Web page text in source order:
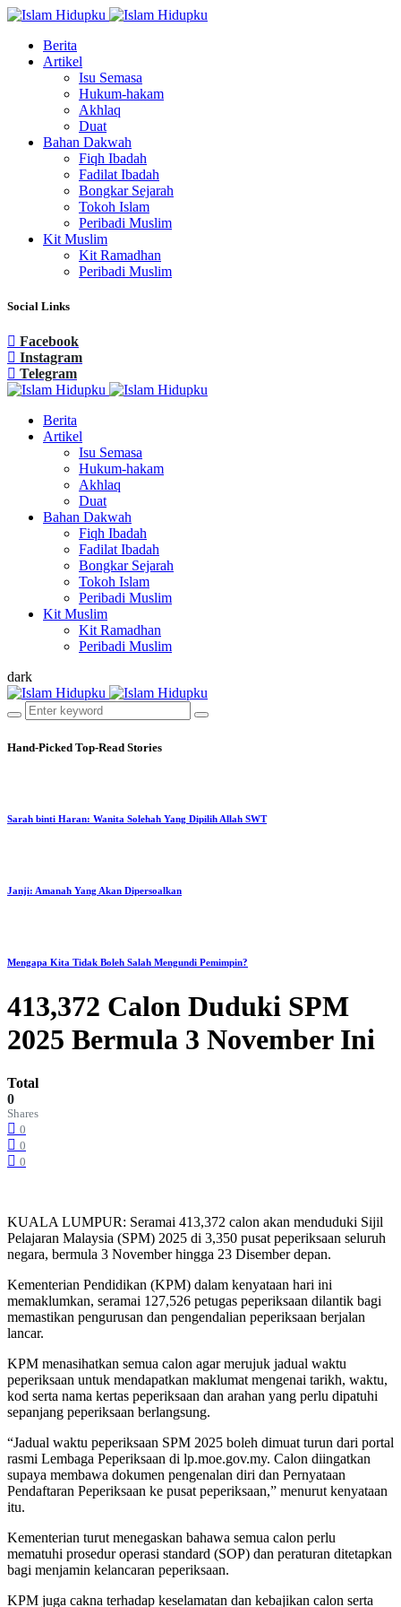
Berita
Artikel
Isu Semasa
Hukum-hakam
Akhlaq
Duat
Bahan Dakwah
Fiqh Ibadah
Fadilat Ibadah
Bongkar Sejarah
Tokoh Islam
Peribadi Muslim
Kit Muslim
Kit Ramadhan
Peribadi Muslim
Social Links
Facebook
Instagram
Telegram
Berita
Artikel
Isu Semasa
Hukum-hakam
Akhlaq
Duat
Bahan Dakwah
Fiqh Ibadah
Fadilat Ibadah
Bongkar Sejarah
Tokoh Islam
Peribadi Muslim
Kit Muslim
Kit Ramadhan
Peribadi Muslim
dark
Hand-Picked Top-Read Stories
Sarah binti Haran: Wanita Solehah Yang Dipilih Allah SWT
Janji: Amanah Yang Akan Dipersoalkan
Mengapa Kita Tidak Boleh Salah Mengundi Pemimpin?
413,372 Calon Duduki SPM
2025 Bermula 3 November Ini
Total
0
Shares
0
0
0
KUALA LUMPUR: Seramai 413,372 calon akan menduduki Sijil
Pelajaran Malaysia (SPM) 2025 di 3,350 pusat peperiksaan seluruh
negara, bermula 3 November hingga 23 Disember depan.
Kementerian Pendidikan (KPM) dalam kenyataan hari ini
memaklumkan, seramai 127,526 petugas peperiksaan dilantik bagi
memastikan pengurusan dan pengendalian peperiksaan berjalan
lancar.
KPM menasihatkan semua calon agar merujuk jadual waktu
peperiksaan untuk mendapatkan maklumat mengenai tarikh, waktu,
kod serta nama kertas peperiksaan dan arahan yang perlu dipatuhi
sepanjang peperiksaan berlangsung.
“Jadual waktu peperiksaan SPM 2025 boleh dimuat turun dari portal
rasmi Lembaga Peperiksaan di lp.moe.gov.my. Calon diingatkan
supaya membawa dokumen pengenalan diri dan Pernyataan
Pendaftaran Peperiksaan ke pusat peperiksaan,” menurut kenyataan
itu.
Kementerian turut menegaskan bahawa semua calon perlu
mematuhi prosedur operasi standard (SOP) dan peraturan ditetapkan
bagi menjamin kelancaran peperiksaan.
KPM juga cakna terhadap keselamatan dan kebajikan calon serta